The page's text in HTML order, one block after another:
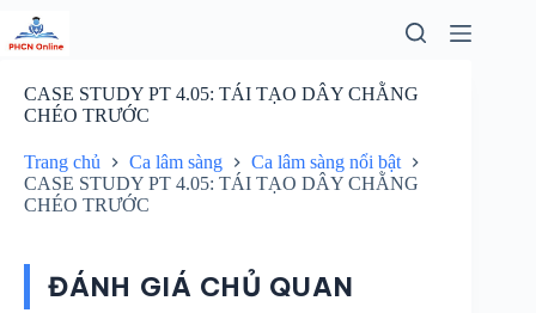
đến
phần
dungCASE STUDY PT 4.05: TÁI TẠO DÂY CHẰNG
CHÉO TRƯỚC
Trang chủ Ca lâm sàng
Ca lâm sàng nổi bật
CASE STUDY PT 4.05: TÁI TẠO DÂY CHẰNG
CHÉO TRƯỚC
ĐÁNH GIÁ CHỦ QUAN